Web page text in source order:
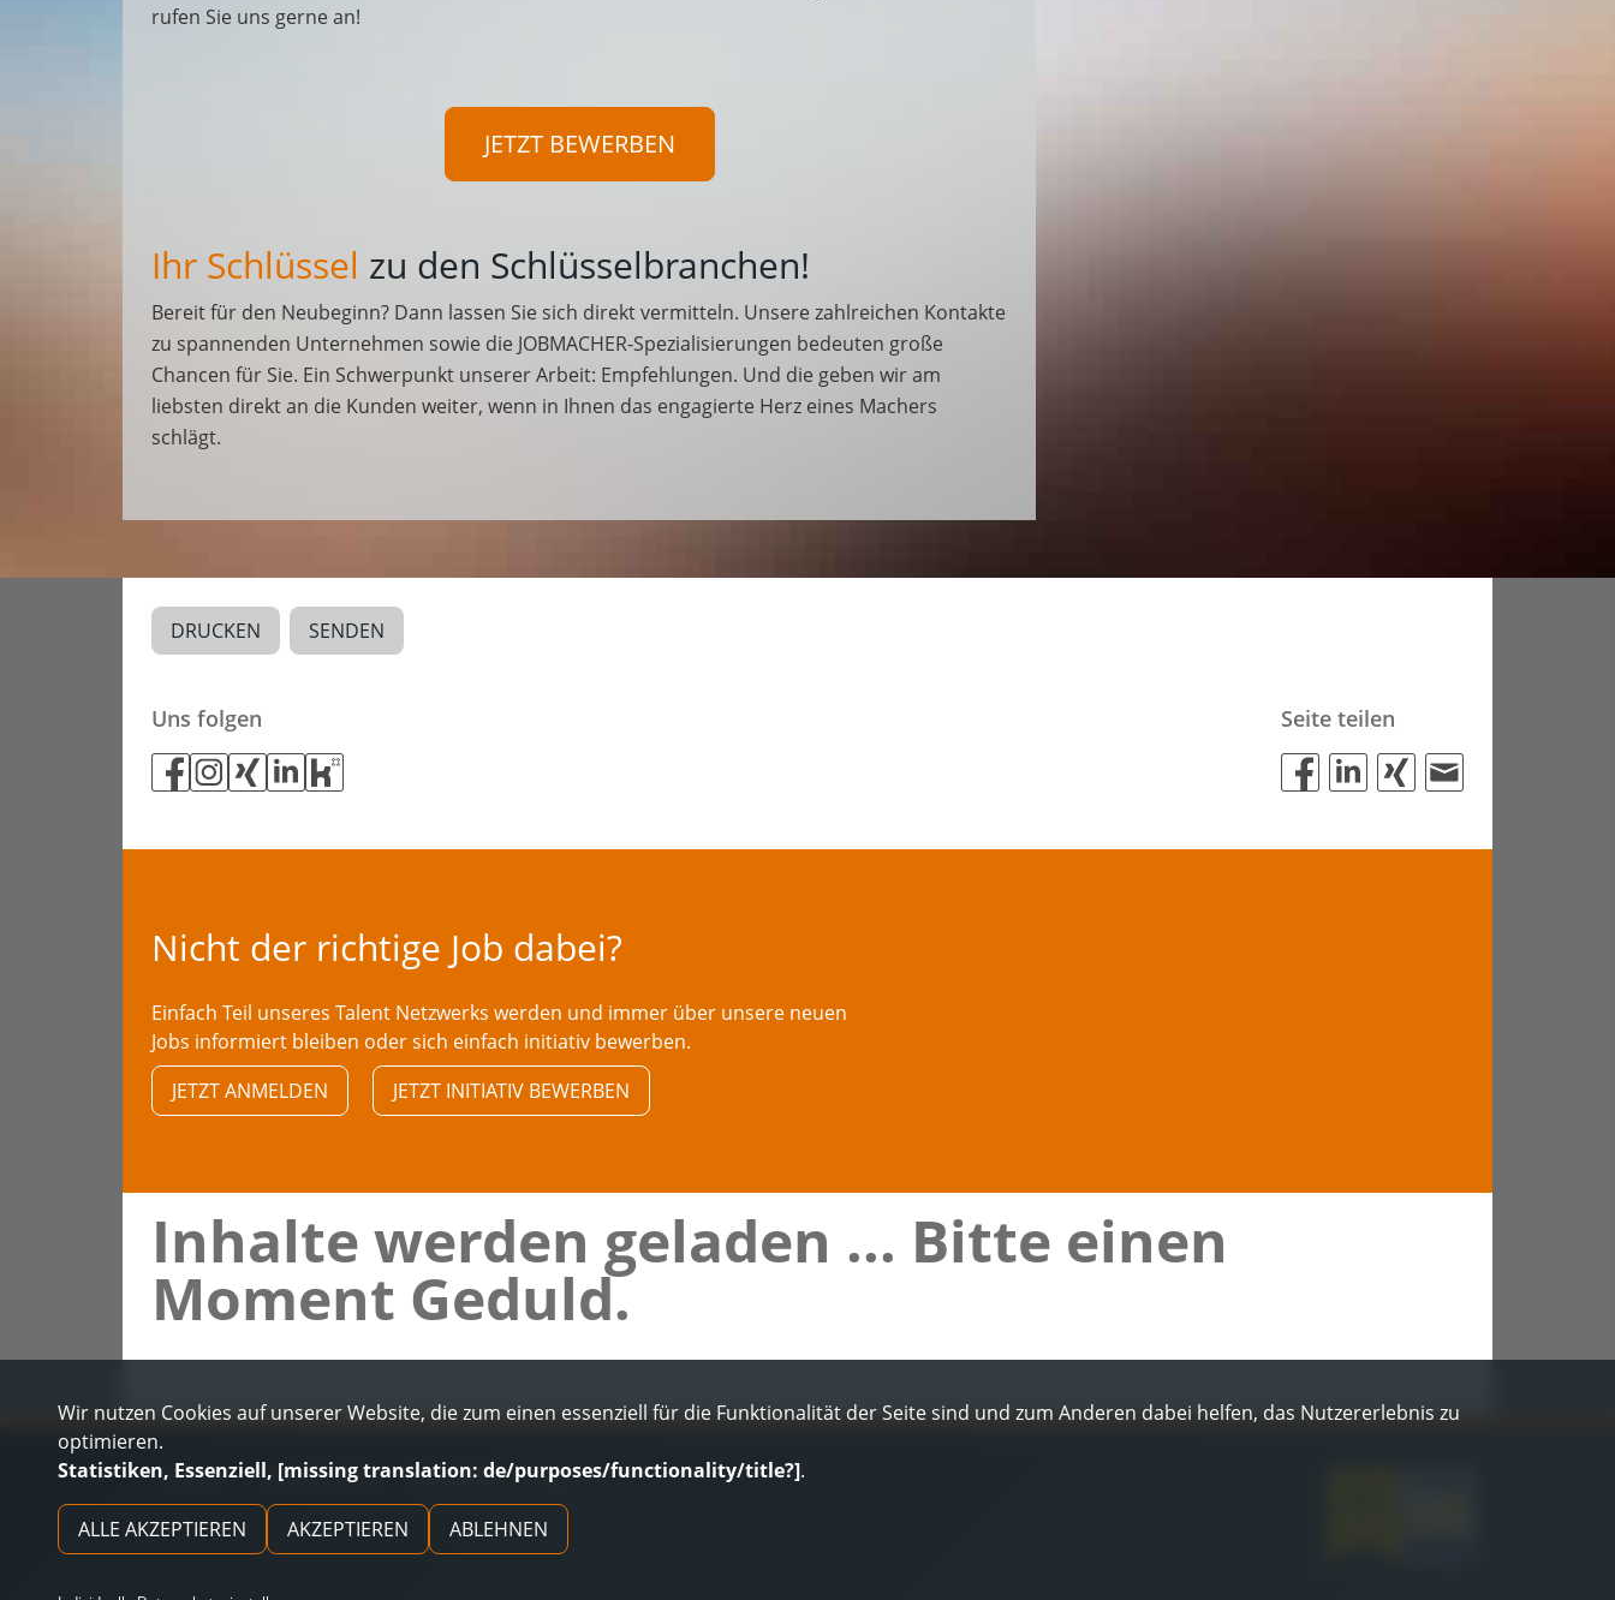
rufen Sie uns gerne an!
JETZT BEWERBEN
Ihr Schlüssel zu den Schlüsselbranchen!
Bereit für den Neubeginn? Dann lassen Sie sich direkt vermitteln. Unsere zahlreichen Kontakte
zu spannenden Unternehmen sowie die JOBMACHER-Spezialisierungen bedeuten große
Chancen für Sie. Ein Schwerpunkt unserer Arbeit: Empfehlungen. Und die geben wir am
liebsten direkt an die Kunden weiter, wenn in Ihnen das engagierte Herz eines Machers
schlägt.
DRUCKEN SENDEN
Uns folgen Seite teilen
Nicht der richtige Job dabei?
Einfach Teil unseres Talent Netzwerks werden und immer über unsere neuen
Jobs informiert bleiben oder sich einfach initiativ bewerben.
JETZT ANMELDEN
JETZT INITIATIV BEWERBEN
Inhalte werden geladen ... Bitte einen
Moment Geduld.
KONTAKT DATENSCHUTZ IMPRESSUM AGB
Wir nutzen Cookies auf unserer Website, die zum einen essenziell für die Funktionalität der Seite sind und zum Anderen dabei helfen, das Nutzererlebnis zu
optimieren.
Statistiken, Essenziell, [missing translation: de/purposes/functionality/title?].
ABLEHNEN
ALLE AKZEPTIEREN AKZEPTIEREN